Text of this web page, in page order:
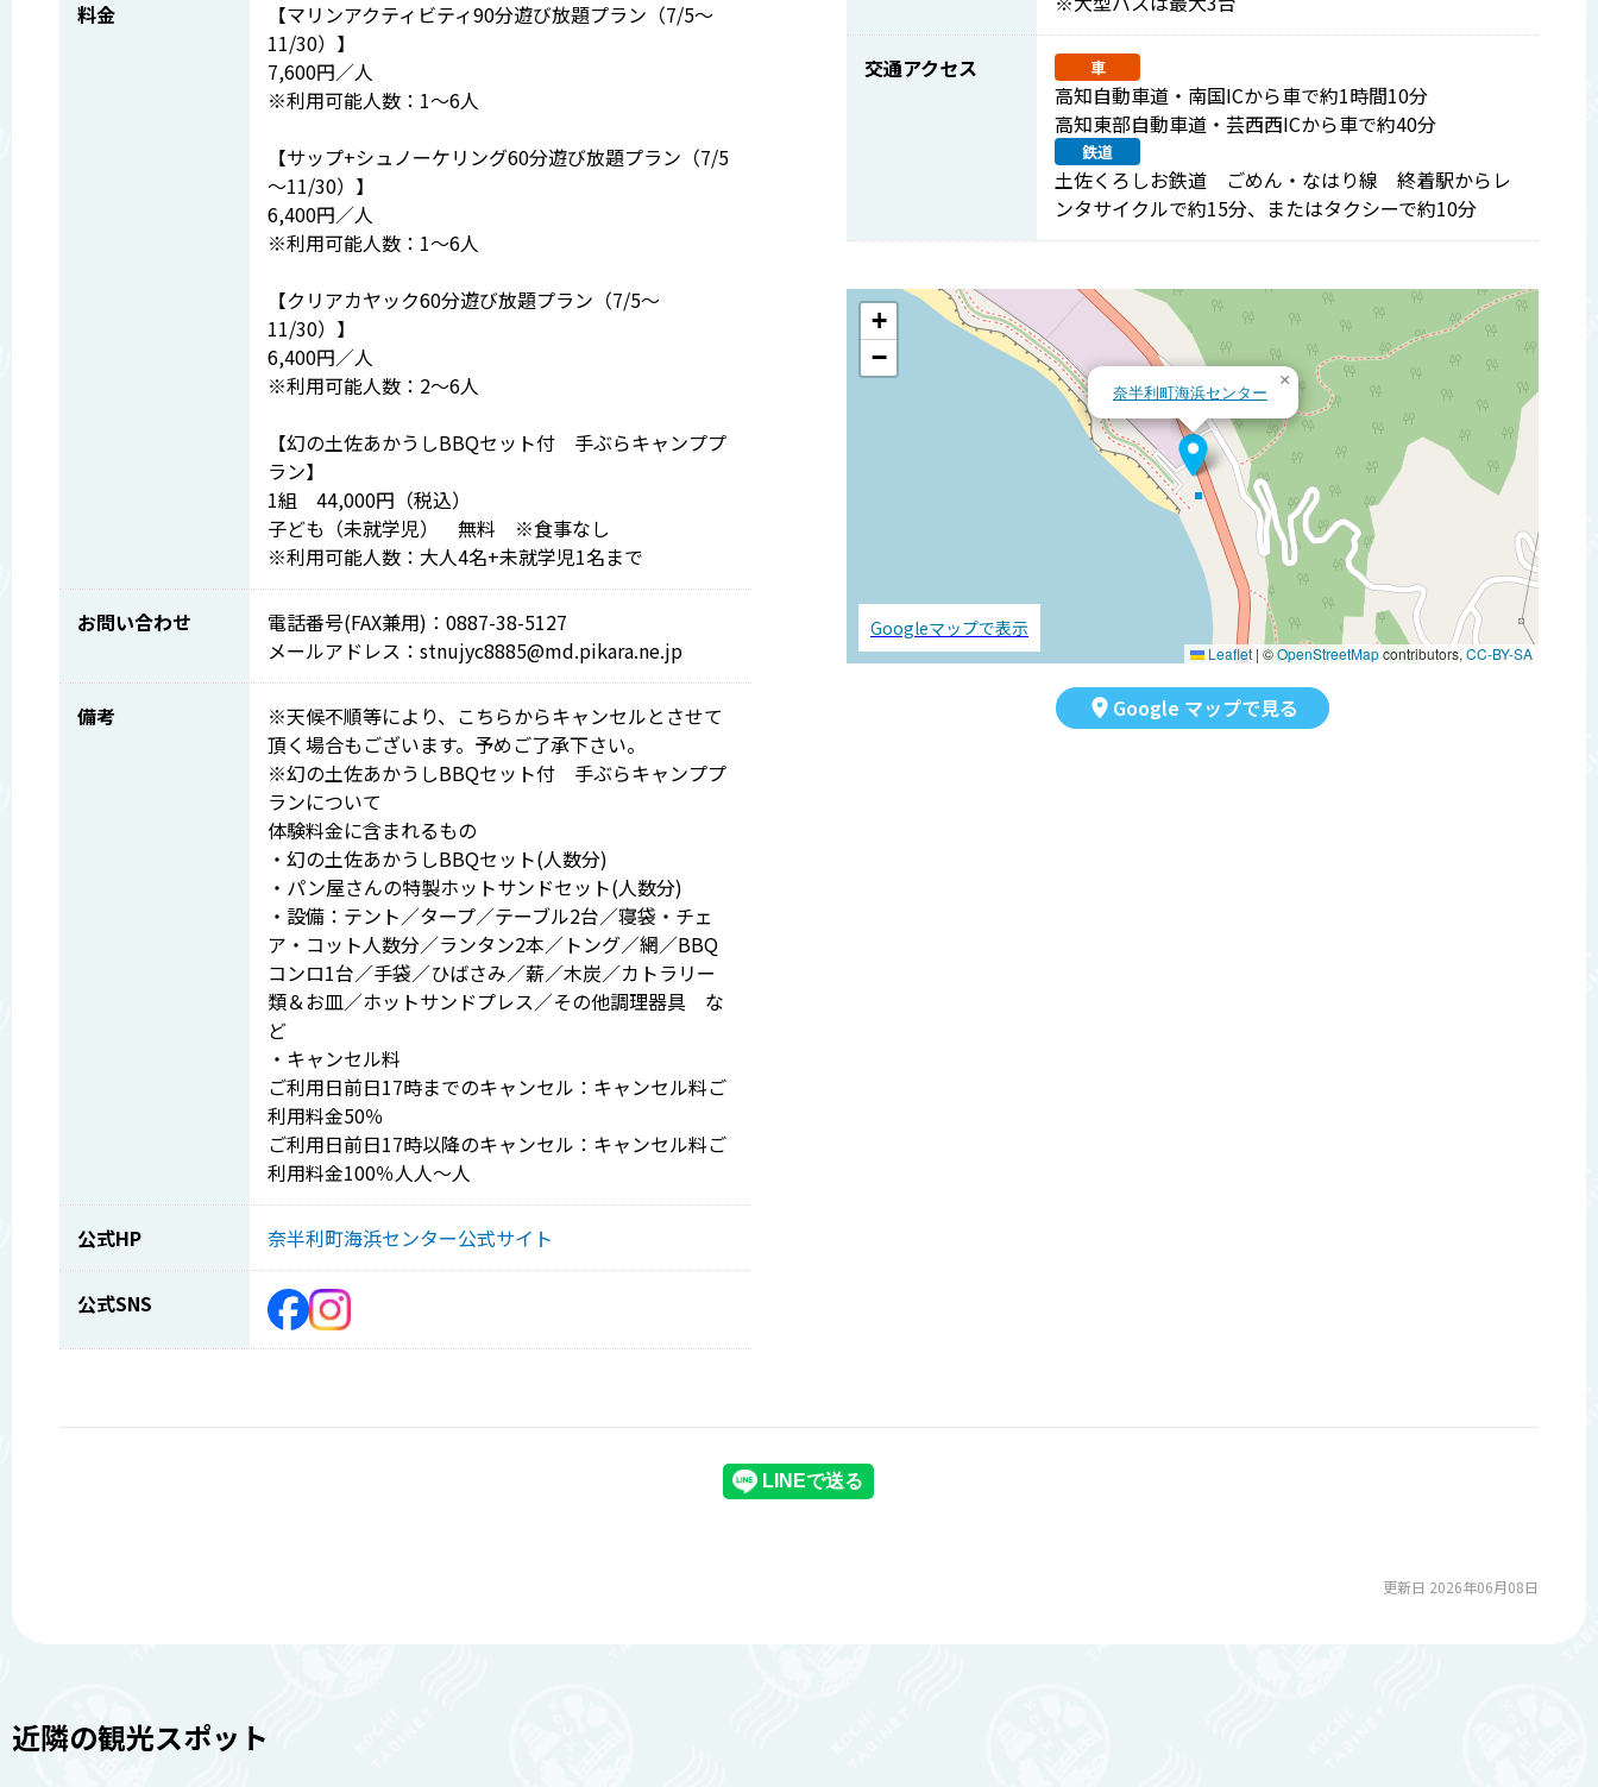
料金
【マリンアクティビティ90分遊び放題プラン（7/5～
11/30）】
7,600円／人
※利用可能人数：1～6人
【サップ+シュノーケリング60分遊び放題プラン（7/5
～11/30）】
6,400円／人
※利用可能人数：1～6人
【クリアカヤック60分遊び放題プラン（7/5～
11/30）】
6,400円／人
※利用可能人数：2～6人
【幻の土佐あかうしBBQセット付 手ぶらキャンププ
ラン】
1組 44,000円（税込）
子ども（未就学児） 無料 ※食事なし
※利用可能人数：大人4名+未就学児1名まで
お問い合わせ
電話番号(FAX兼用)：0887-38-5127
メールアドレス：stnujyc8885@md.pikara.ne.jp
備考
※天候不順等により、こちらからキャンセルとさせて
頂く場合もございます。予めご了承下さい。
※幻の土佐あかうしBBQセット付 手ぶらキャンププ
ランについて
体験料金に含まれるもの
・幻の土佐あかうしBBQセット(人数分)
・パン屋さんの特製ホットサンドセット(人数分)
・設備：テント／タープ／テーブル2台／寝袋・チェ
ア・コット人数分／ランタン2本／トング／網／BBQ
コンロ1台／手袋／ひばさみ／薪／木炭／カトラリー
類＆お皿／ホットサンドプレス／その他調理器具 な
ど
・キャンセル料
ご利用日前日17時までのキャンセル：キャンセル料ご
利用料金50％
ご利用日前日17時以降のキャンセル：キャンセル料ご
利用料金100％人人～人
公式HP 奈半利町海浜センター公式サイト
公式SNS
交通アクセス 車
高知自動車道・南国ICから車で約1時間10分
高知東部自動車道・芸西西ICから車で約40分
鉄道
土佐くろしお鉄道 ごめん・なはり線 終着駅からレ
ンタサイクルで約15分、またはタクシーで約10分
奈半利町海浜センター
×
+
−
Leaflet | ©OpenStreetMapcontributors, CC-BY-SA
Googleマップで表示
Google マップで見る
更新日 2026年06月08日
近隣の観光スポット